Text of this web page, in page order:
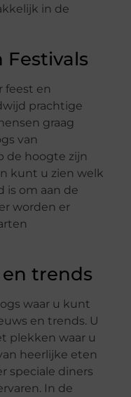
in de
Festivals
feest en
prachtige
graag
van
de hoogte zijn
kunt u zien welk
is om aan de
worden er
trends
waar u kunt
en trends. U
plekken waar u
heerlijke eten
speciale diners
In de